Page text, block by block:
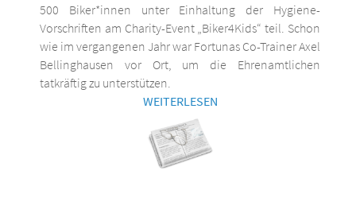
500 Biker*innen unter Einhaltung der Hygiene-
Vorschriften am Charity-Event „Biker4Kids“ teil. Schon
wie im vergangenen Jahr war Fortunas Co-Trainer Axel
Bellinghausen vor Ort, um die Ehrenamtlichen
tatkräftig zu unterstützen.
WEITERLESEN